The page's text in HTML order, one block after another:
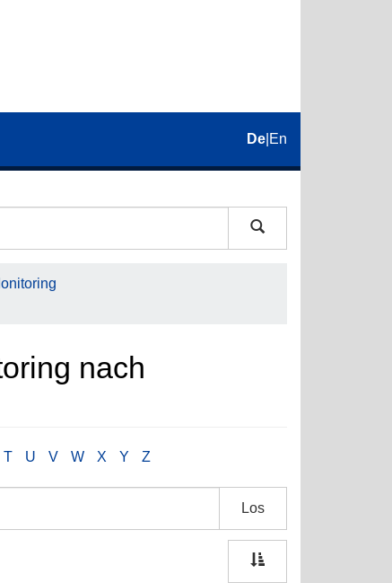
De En
nach
T U V W X Y Z
Los